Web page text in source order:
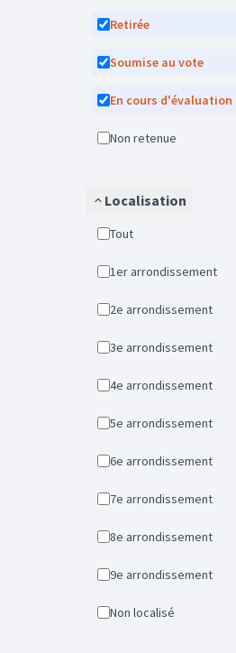
Retirée
Soumise au vote
En cours d'évaluation
Non retenue
Localisation
Tout
1er arrondissement
2e arrondissement
3e arrondissement
4e arrondissement
5e arrondissement
6e arrondissement
7e arrondissement
8e arrondissement
9e arrondissement
Non localisé